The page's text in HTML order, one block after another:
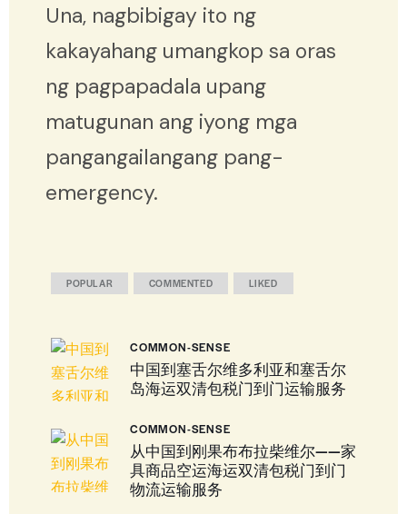
Una, nagbibigay ito ng
kakayahang umangkop sa oras
ng pagpapadala upang
matugunan ang iyong mga
pangangailangang pang-
emergency.
POPULAR COMMENTED LIKED
COMMON-SENSE
中国到塞舌尔维多利亚和塞舌尔
岛海运双清包税门到门运输服务
COMMON-SENSE
从中国到刚果布布拉柴维尔——家
具商品空运海运双清包税门到门
物流运输服务